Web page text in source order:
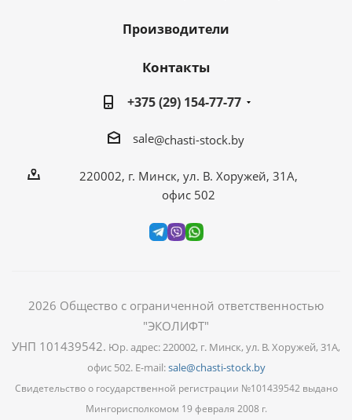
Производители
Контакты
+375 (29) 154-77-77
sale@chasti-stock.by
220002, г. Минск, ул. В. Хоружей, 31А,
офис 502
2026 Общество с ограниченной ответственностью
"ЭКОЛИФТ"
УНП 101439542. Юр. адрес: 220002, г. Минск, ул. В. Хоружей, 31А,
офис 502. E-mail:sale@chasti-stock.by
Свидетельство о государственной регистрации №101439542 выдано
Мингорисполкомом 19 февраля 2008 г.